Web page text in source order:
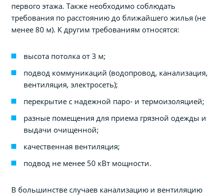
первого этажа. Также необходимо соблюдать
требования по расстоянию до ближайшего жилья (не
менее 80 м). К другим требованиям относятся:
высота потолка от 3 м;
подвод коммуникаций (водопровод, канализация,
вентиляция, электросеть);
перекрытие с надежной паро- и термоизоляцией;
разные помещения для приема грязной одежды и
выдачи очищенной;
качественная вентиляция;
подвод не менее 50 кВт мощности.
В большинстве случаев канализацию и вентиляцию